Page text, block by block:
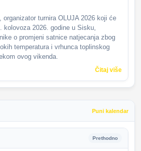
turnira OLUJA 2026 koji će
kolovoza 2026. godine u Sisku,
o promjeni satnice natjecanja zbog
temperatura i vrhunca toplinskog
ovog vikenda.
Čitaj više
Puni kalendar
Prethodno